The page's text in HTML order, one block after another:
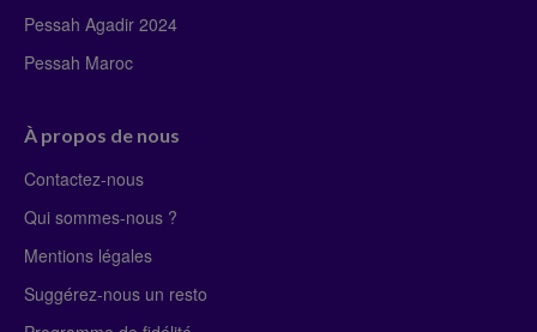
Pessah Agadir 2024
Pessah Maroc
À propos de nous
Contactez-nous
Qui sommes-nous ?
Mentions légales
Suggérez-nous un resto